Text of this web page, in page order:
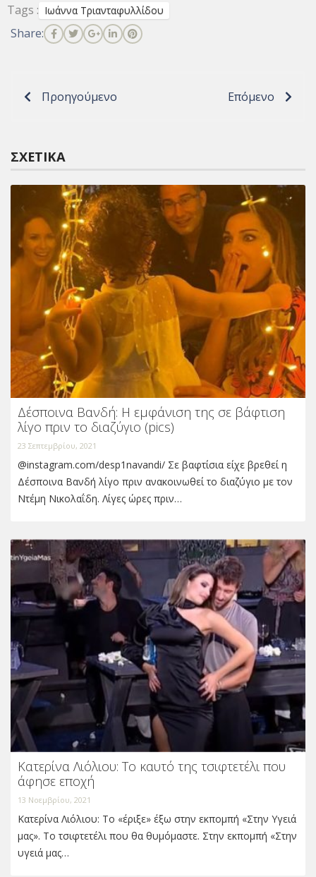
Tags : Ιωάννα Τριανταφυλλίδου
Share:
Προηγούμενο Επόμενο
ΣΧΕΤΙΚΆ
Δέσποινα Βανδή: Η εμφάνιση της σε βάφτιση
λίγο πριν το διαζύγιο (pics)
23 Σεπτεμβρίου, 2021
@instagram.com/desp1navandi/ Σε βαφτίσια είχε βρεθεί η
Δέσποινα Βανδή λίγο πριν ανακοινωθεί το διαζύγιο με τον
Ντέμη Νικολαΐδη. Λίγες ώρες πριν…
Κατερίνα Λιόλιου: Το καυτό της τσιφτετέλι που
άφησε εποχή
13 Νοεμβρίου, 2021
Κατερίνα Λιόλιου: Το «έριξε» έξω στην εκπομπή «Στην Υγειά
μας». Το τσιφτετέλι που θα θυμόμαστε. Στην εκπομπή «Στην
υγειά μας…